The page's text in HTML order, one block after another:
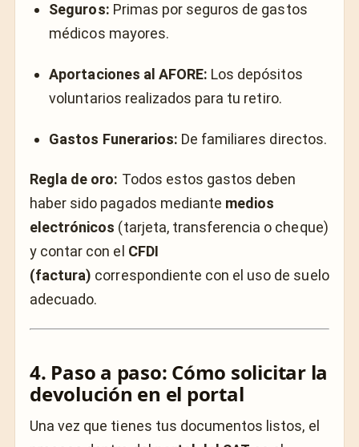
Seguros: Primas por seguros de gastos
médicos mayores.
Aportaciones al AFORE: Los depósitos
voluntarios realizados para tu retiro.
Gastos Funerarios: De familiares directos.
Regla de oro: Todos estos gastos deben
haber sido pagados mediante medios
electrónicos (tarjeta, transferencia o cheque)
y contar con el CFDI
(factura) correspondiente con el uso de suelo
adecuado.
4. Paso a paso: Cómo solicitar la
devolución en el portal
Una vez que tienes tus documentos listos, el